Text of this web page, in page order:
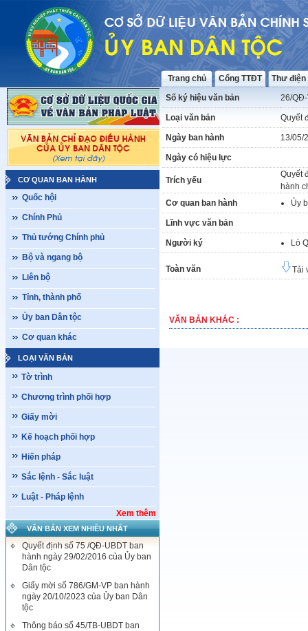
Trang chủ Cổng TTĐT Thư
CƠ QUAN BAN HÀNH
Quốc hội
Chính Phủ
Thủ tướng Chính phủ
Bộ và ngang bộ
Liên bộ
Tỉnh, thành phố
Ủy ban Dân tộc
Cơ quan khác
LOẠI VĂN BẢN
Tờ trình
Chương trình phối hợp
Giấy mời
Kế hoạch phối hợp
Hiến pháp
Sắc lệnh - Sắc luật
Luật - Pháp lệnh
Xem thêm
VĂN BẢN XEM NHIỀU NHẤT
Quyết định số 75 /QĐ-UBDT ban
hành ngày 29/02/2016 của Ủy ban
Dân tộc
Giấy mời số 786/GM-VP ban hành
ngày 20/10/2023 của Ủy ban Dân
tộc
Thông báo số 45/TB-UBDT ban
Số ký hiệu văn bản 26/
Loại văn bản Quyết
Ngày ban hành 13/05/
Ngày có hiệu lực
Trích yếu
Quyết
hành
Cơ quan ban hành
Ủy
Lĩnh vực văn bản
Người ký Lò
Toàn văn Tải
VĂN BẢN KHÁC :